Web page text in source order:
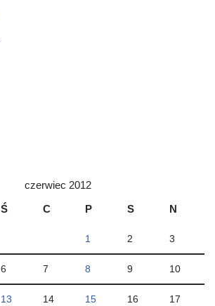
czerwiec 2012
Ś C P S N
1 2 3
6 7 8 9 10
13 14 15 16 17